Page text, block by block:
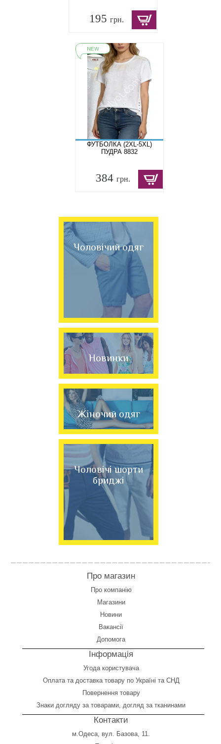
195 грн.
ФУТБОЛКА (2XL-5XL)
ПУДРА 8832
384 грн.
Чоловічий одяг
Новинки
Жіночий одяг
Чоловічі шорти
бриджі
Про магазин
Про компанію
Магазини
Новини
Вакансії
Допомога
Інформація
Угода користувача
Оплата та доставка товару по Україні та СНД
Повернення товару
Знаки догляду за товарами, догляд за тканинами
Контакти
м.Одеса, вул. Базова, 11.